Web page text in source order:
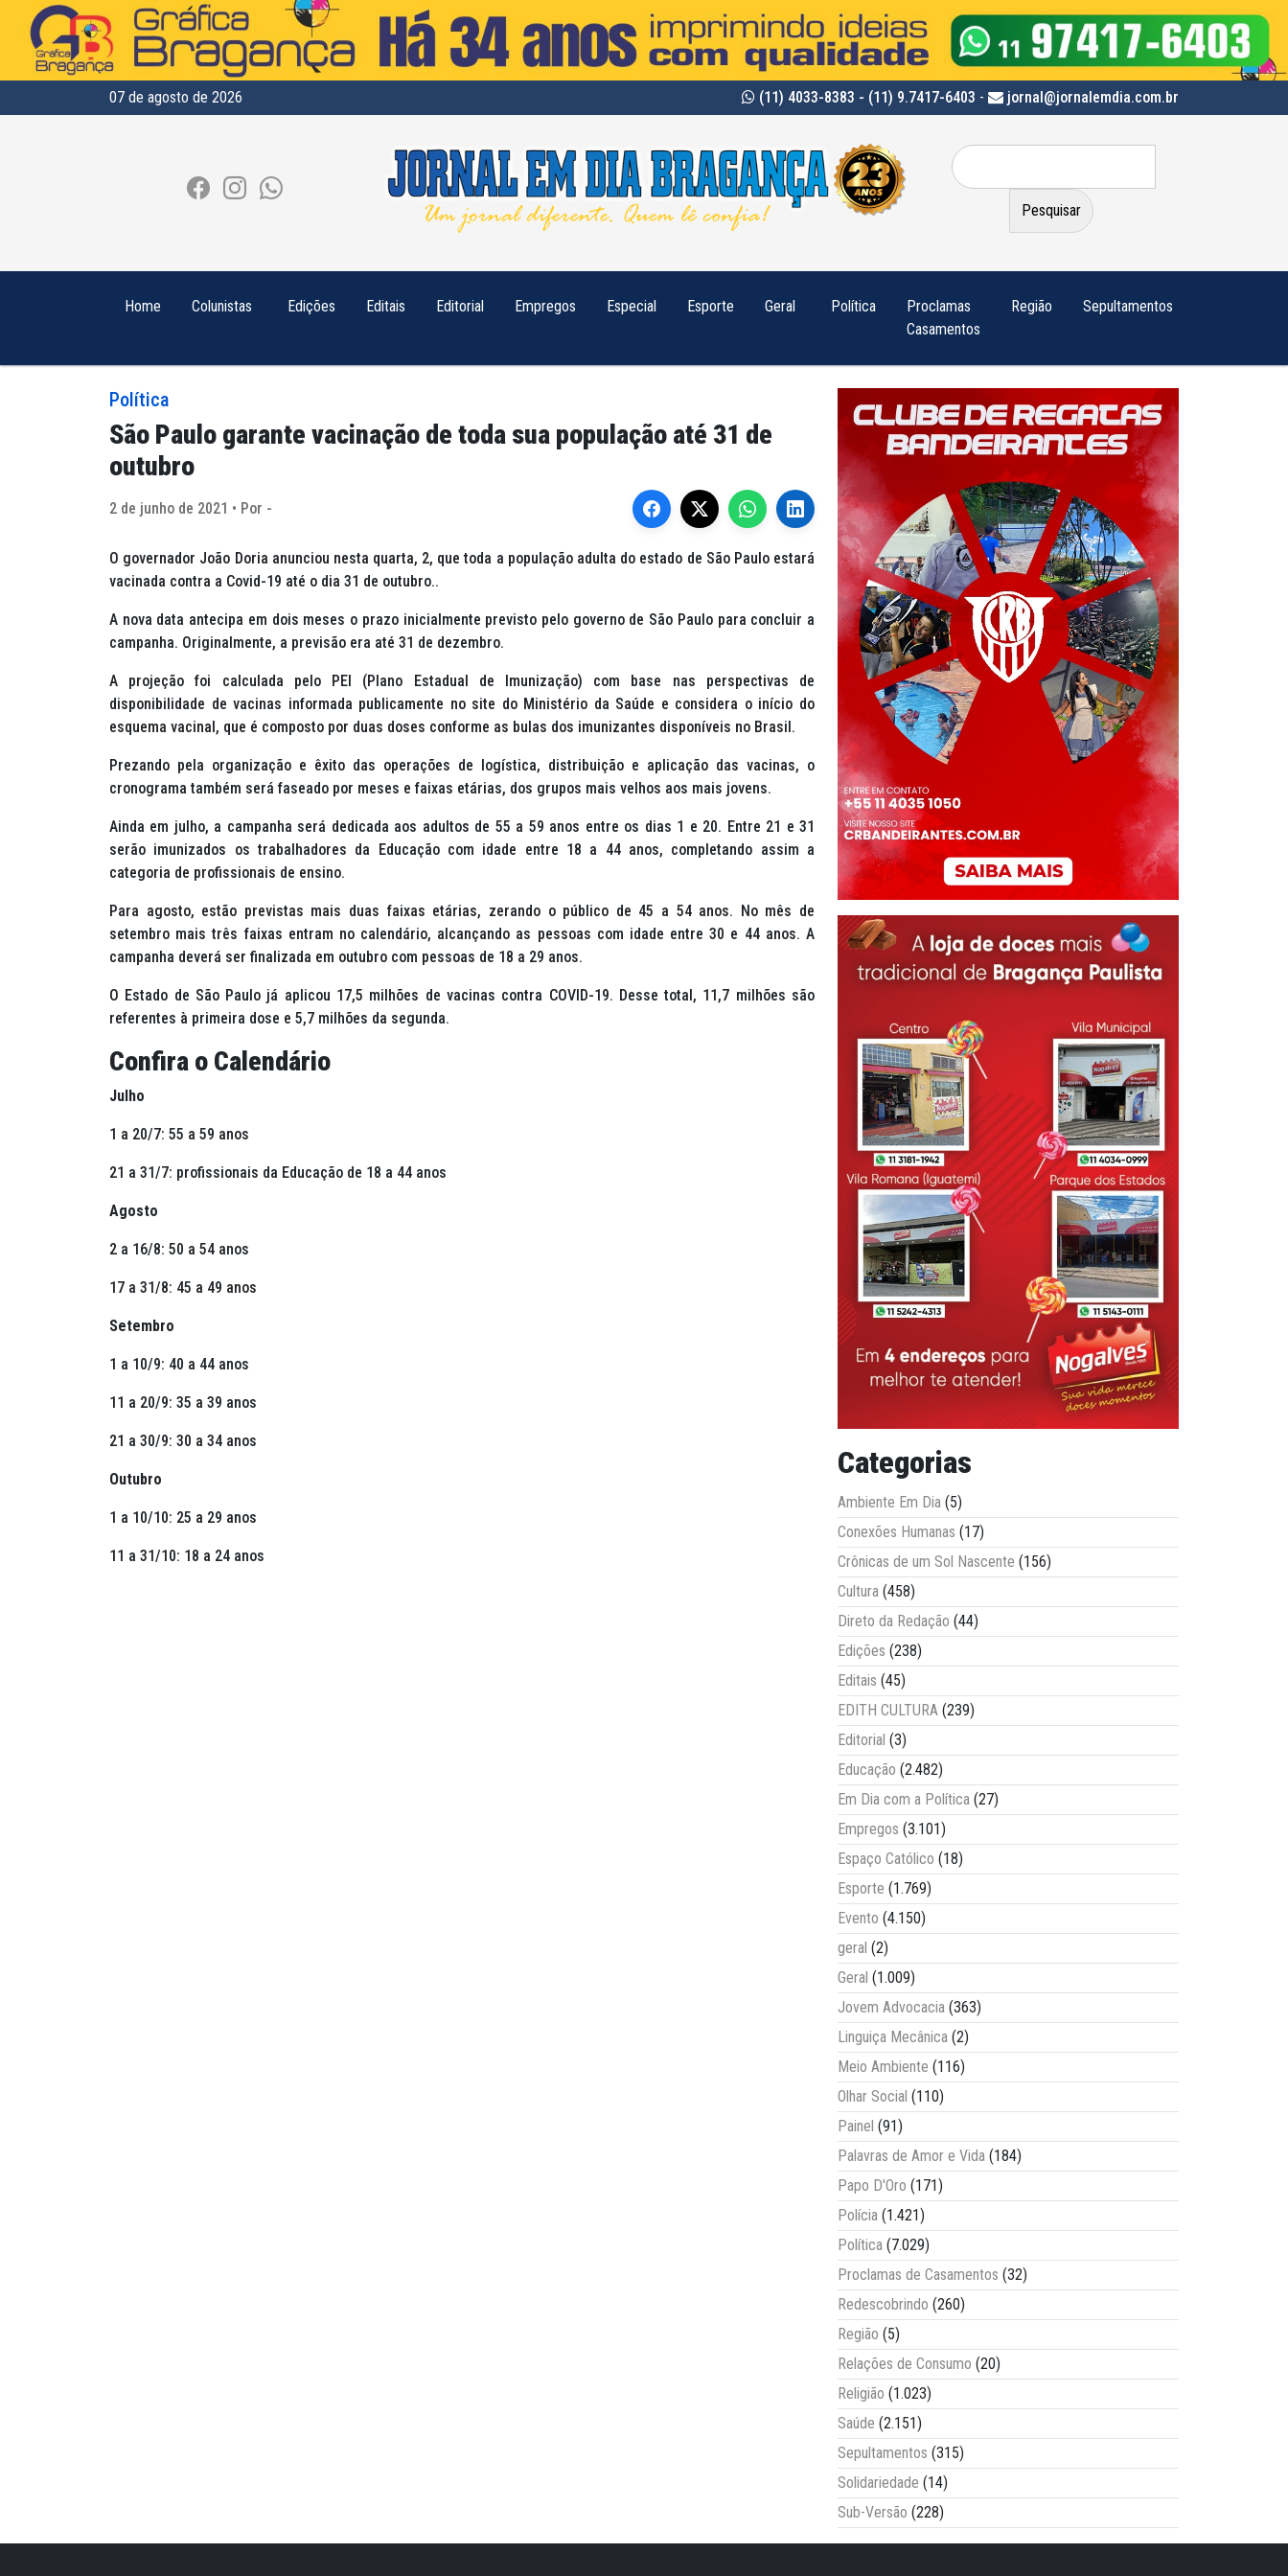
07 de agosto de 2026 (11) 4033-8383 - (11) 9.7417-6403 - jornal@jornalemdia.com.br
Pesquisar
por:
Home Colunistas Edições Editais Editorial Empregos Especial Esporte Geral Política
Proclamas
Casamentos
Região Sepultamentos
Política
São Paulo garante vacinação de toda sua população até 31 de
outubro
2 de junho de 2021 • Por -
O governador João Doria anunciou nesta quarta, 2, que toda a população adulta do estado de São Paulo estará
vacinada contra a Covid-19 até o dia 31 de outubro..
A nova data antecipa em dois meses o prazo inicialmente previsto pelo governo de São Paulo para concluir a
campanha. Originalmente, a previsão era até 31 de dezembro.
A projeção foi calculada pelo PEI (Plano Estadual de Imunização) com base nas perspectivas de
disponibilidade de vacinas informada publicamente no site do Ministério da Saúde e considera o início do
esquema vacinal, que é composto por duas doses conforme as bulas dos imunizantes disponíveis no Brasil.
Prezando pela organização e êxito das operações de logística, distribuição e aplicação das vacinas, o
cronograma também será faseado por meses e faixas etárias, dos grupos mais velhos aos mais jovens.
Ainda em julho, a campanha será dedicada aos adultos de 55 a 59 anos entre os dias 1 e 20. Entre 21 e 31
serão imunizados os trabalhadores da Educação com idade entre 18 a 44 anos, completando assim a
categoria de profissionais de ensino.
Para agosto, estão previstas mais duas faixas etárias, zerando o público de 45 a 54 anos. No mês de
setembro mais três faixas entram no calendário, alcançando as pessoas com idade entre 30 e 44 anos. A
campanha deverá ser finalizada em outubro com pessoas de 18 a 29 anos.
O Estado de São Paulo já aplicou 17,5 milhões de vacinas contra COVID-19. Desse total, 11,7 milhões são
referentes à primeira dose e 5,7 milhões da segunda.
Confira o Calendário
Julho
1 a 20/7: 55 a 59 anos
21 a 31/7: profissionais da Educação de 18 a 44 anos
Agosto
2 a 16/8: 50 a 54 anos
17 a 31/8: 45 a 49 anos
Setembro
1 a 10/9: 40 a 44 anos
11 a 20/9: 35 a 39 anos
21 a 30/9: 30 a 34 anos
Outubro
1 a 10/10: 25 a 29 anos
11 a 31/10: 18 a 24 anos
Categorias
Ambiente Em Dia (5)
Conexões Humanas (17)
Crônicas de um Sol Nascente (156)
Cultura (458)
Direto da Redação (44)
Edições (238)
Editais (45)
EDITH CULTURA (239)
Editorial (3)
Educação (2.482)
Em Dia com a Política (27)
Empregos (3.101)
Espaço Católico (18)
Esporte (1.769)
Evento (4.150)
geral (2)
Geral (1.009)
Jovem Advocacia (363)
Linguiça Mecânica (2)
Meio Ambiente (116)
Olhar Social (110)
Painel (91)
Palavras de Amor e Vida (184)
Papo D'Oro (171)
Polícia (1.421)
Política (7.029)
Proclamas de Casamentos (32)
Redescobrindo (260)
Região (5)
Relações de Consumo (20)
Religião (1.023)
Saúde (2.151)
Sepultamentos (315)
Solidariedade (14)
Sub-Versão (228)